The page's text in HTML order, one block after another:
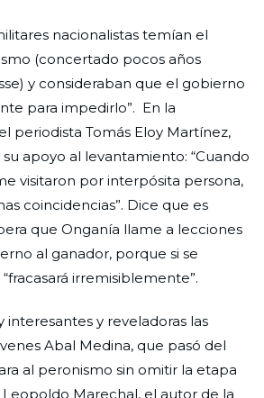
nacionalistas temían el
(concertado pocos años
y consideraban que el gobierno
para impedirlo”. En la
periodista Tomás Eloy Martínez,
apoyo al levantamiento: “Cuando
visitaron por interpósita persona,
coincidencias”. Dice que es
que Onganía llame a lecciones
al ganador, porque si se
irremisiblemente”.
interesantes y reveladoras las
Abal Medina, que pasó del
al peronismo sin omitir la etapa
Marechal, el autor de la